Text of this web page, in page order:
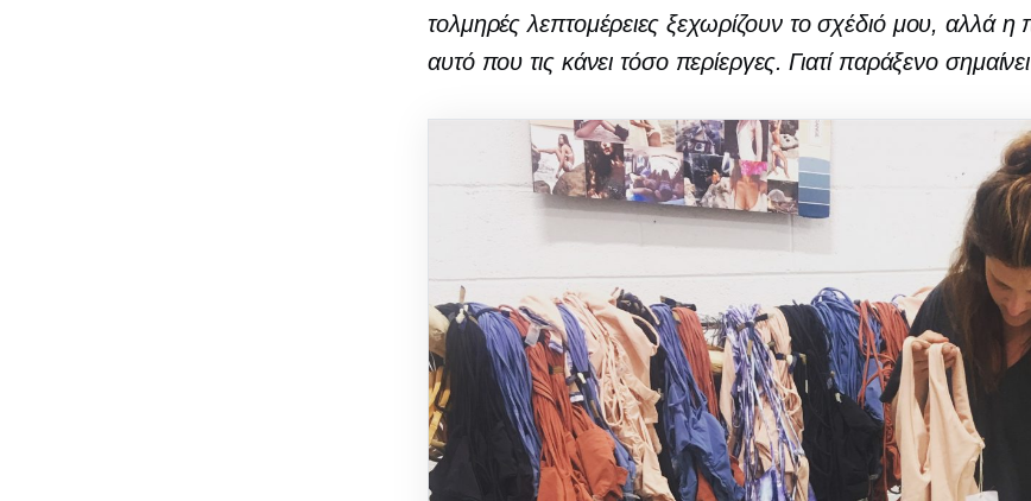
τολμηρές λεπτομέρειες ξεχωρίζουν το σχέδιό μου, αλλά η
αυτό που τις κάνει τόσο περίεργες. Γιατί παράξενο